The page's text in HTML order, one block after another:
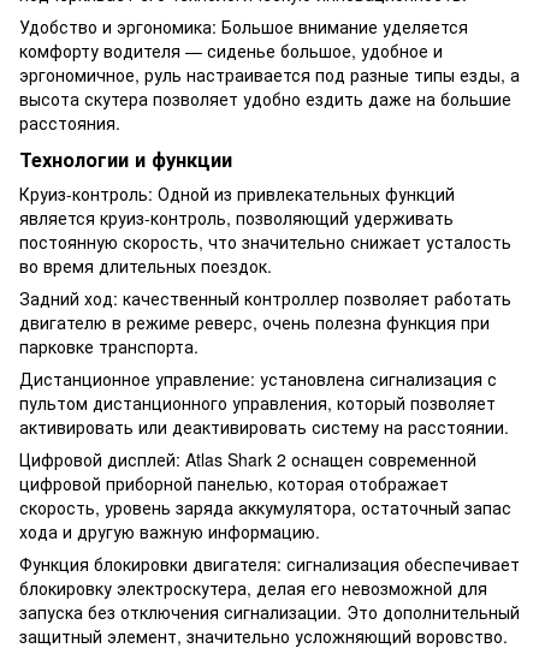
Удобство и эргономика: Большое внимание уделяется
комфорту водителя — сиденье большое, удобное и
эргономичное, руль настраивается под разные типы езды, а
высота скутера позволяет удобно ездить даже на большие
расстояния.
Технологии и функции
Круиз-контроль: Одной из привлекательных функций
является круиз-контроль, позволяющий удерживать
постоянную скорость, что значительно снижает усталость
во время длительных поездок.
Задний ход: качественный контроллер позволяет работать
двигателю в режиме реверс, очень полезна функция при
парковке транспорта.
Дистанционное управление: установлена ​​сигнализация с
пультом дистанционного управления, который позволяет
активировать или деактивировать систему на расстоянии.
Цифровой дисплей: Atlas Shark 2 оснащен современной
цифровой приборной панелью, которая отображает
скорость, уровень заряда аккумулятора, остаточный запас
хода и другую важную информацию.
Функция блокировки двигателя: сигнализация обеспечивает
блокировку электроскутера, делая его невозможной для
запуска без отключения сигнализации. Это дополнительный
защитный элемент, значительно усложняющий воровство.